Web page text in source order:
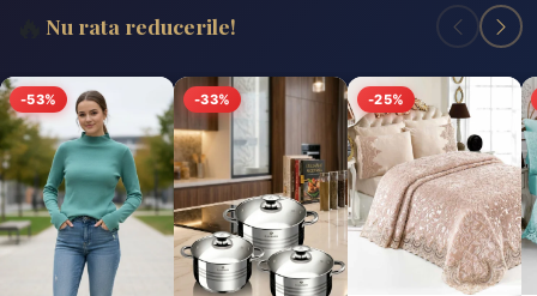
Nu rata reducerile!
-53% -33% -25%